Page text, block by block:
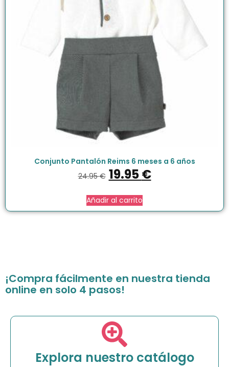
Conjunto Pantalón Reims 6 meses a 6 años
24.95€ 19.95€
Añadir al carrito
¡Compra fácilmente en nuestra tienda
online en solo 4 pasos!
Explora nuestro catálogo